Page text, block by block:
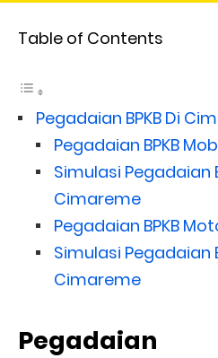
Table of Contents
Pegadaian BPKB Di
Pegadaian BPKB
Simulasi Pegadaian
Cimareme
Pegadaian BPKB
Simulasi Pegadaian
Cimareme